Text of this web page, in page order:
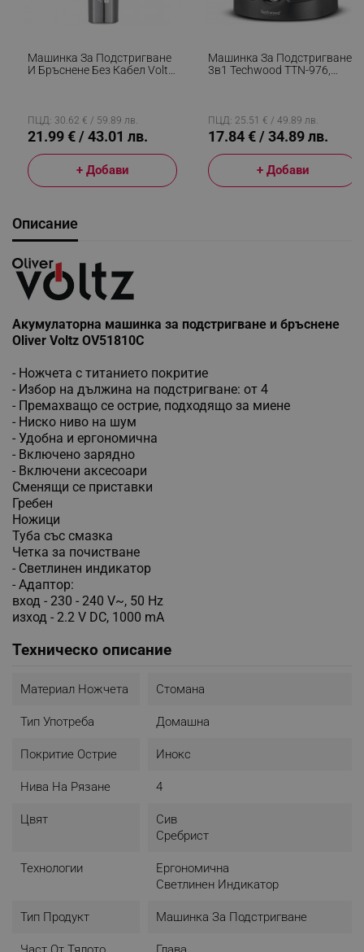
Машинка За Подстригване
И Бръснене Без Кабел Voltz
ПЦД: 30.62 € / 59.89 лв.
21.99 € / 43.01 лв.
+ Добави
Машинка За Подстригване
3в1 Techwood TTN-976,
ПЦД: 25.51 € / 49.89 лв.
17.84 € / 34.89 лв.
+ Добави
Описание
Акумулаторна машинка за подстригване и бръснене
Oliver Voltz OV51810C
- Ножчета с титанието покритие
- Избор на дължина на подстригване: от 4
- Премахващо се острие, подходящо за миене
- Ниско ниво на шум
- Удобна и ергономична
- Включено зарядно
- Включени аксесоари
Сменящи се приставки
Гребен
Ножици
Туба със смазка
Четка за почистване
- Светлинен индикатор
- Адаптор:
вход - 230 - 240 V~, 50 Hz
изход - 2.2 V DC, 1000 mA
Техническо описание
Материал Ножчета Стомана
Тип Употреба Домашна
Покритие Острие Инокс
Нива На Рязане 4
Цвят
Сив
Сребрист
Технологии
Ергономична
Светлинен Индикатор
Тип Продукт Машинка За Подстригване